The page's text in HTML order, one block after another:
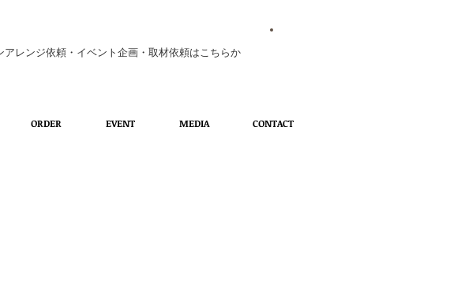
アレンジ依頼・イベント企画・取材依頼はこちらか
ORDER EVENT MEDIA CONTACT